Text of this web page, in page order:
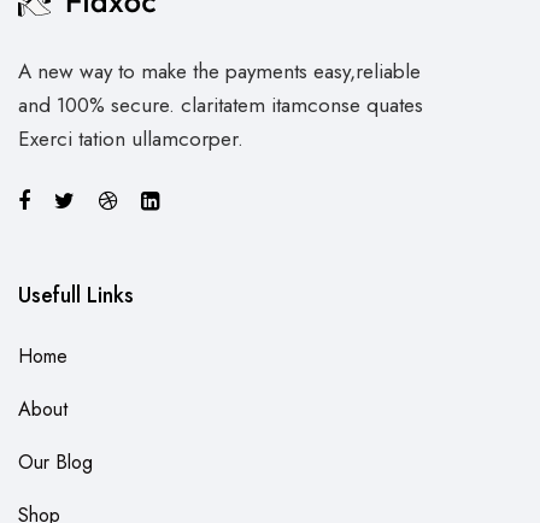
A new way to make the payments easy,reliable
and 100% secure. claritatem itamconse quates
Exerci tation ullamcorper.
Usefull Links
Home
About
Our Blog
Shop